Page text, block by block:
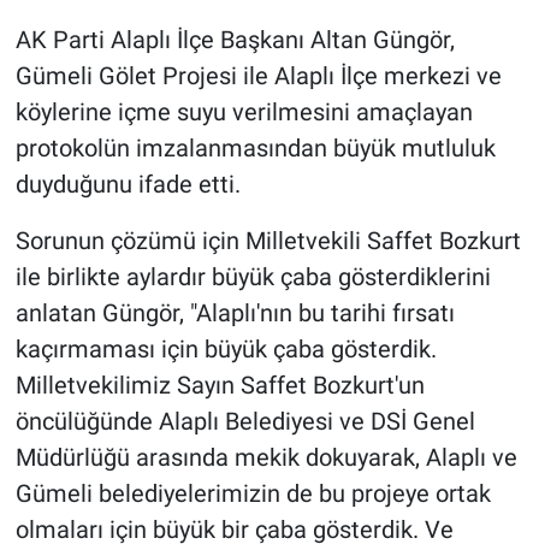
AK Parti Alaplı İlçe Başkanı Altan Güngör,
Gümeli Gölet Projesi ile Alaplı İlçe merkezi ve
köylerine içme suyu verilmesini amaçlayan
protokolün imzalanmasından büyük mutluluk
duyduğunu ifade etti.
Sorunun çözümü için Milletvekili Saffet Bozkurt
ile birlikte aylardır büyük çaba gösterdiklerini
anlatan Güngör, "Alaplı'nın bu tarihi fırsatı
kaçırmaması için büyük çaba gösterdik.
Milletvekilimiz Sayın Saffet Bozkurt'un
öncülüğünde Alaplı Belediyesi ve DSİ Genel
Müdürlüğü arasında mekik dokuyarak, Alaplı ve
Gümeli belediyelerimizin de bu projeye ortak
olmaları için büyük bir çaba gösterdik. Ve